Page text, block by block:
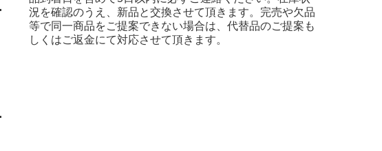
況を確認のうえ、新品と交換させて頂きます。完売や欠品
等で同一商品をご提案できない場合は、代替品のご提案も
しくはご返金にて対応させて頂きます。